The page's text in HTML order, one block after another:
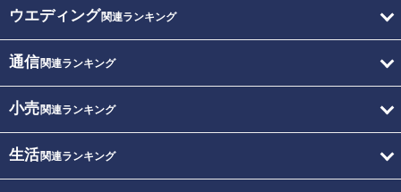
ウエディング関連ランキング
通信関連ランキング
小売関連ランキング
生活関連ランキング